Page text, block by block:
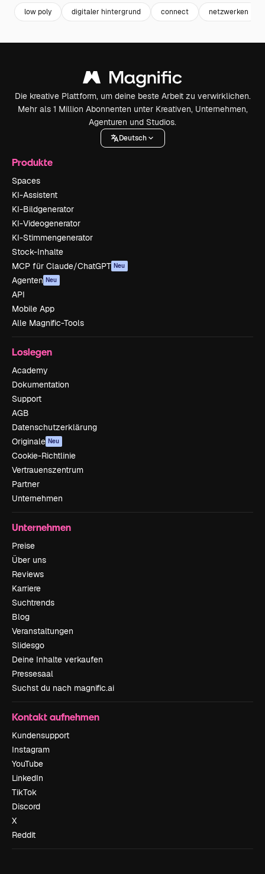
low poly digitaler hintergrund connect netzwerken
Die kreative Plattform, um deine beste Arbeit zu verwirklichen.
Mehr als 1 Million Abonnenten unter Kreativen, Unternehmen,
Agenturen und Studios.
Deutsch
Produkte
Spaces
KI-Assistent
KI-Bildgenerator
KI-Videogenerator
KI-Stimmengenerator
Stock-Inhalte
MCP für Claude/ChatGPT Neu
Agenten Neu
API
Mobile App
Alle Magnific-Tools
Loslegen
Academy
Dokumentation
Support
AGB
Datenschutzerklärung
Originale Neu
Cookie-Richtlinie
Vertrauenszentrum
Partner
Unternehmen
Unternehmen
Preise
Über uns
Reviews
Karriere
Suchtrends
Blog
Veranstaltungen
Slidesgo
Deine Inhalte verkaufen
Pressesaal
Suchst du nach magnific.ai
Kontakt aufnehmen
Kundensupport
Instagram
YouTube
LinkedIn
TikTok
Discord
X
Reddit